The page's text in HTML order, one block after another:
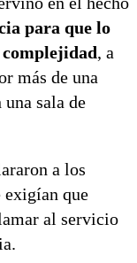
para que lo
, a
más de una
sala de
a los
exigían que
al servicio